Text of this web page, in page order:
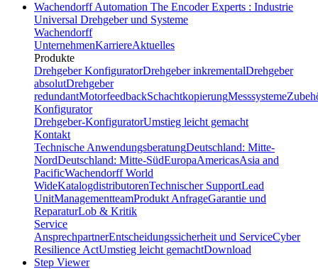
Wachendorff Automation The Encoder Experts : Industrie
Universal Drehgeber und Systeme
Wachendorff
UnternehmenKarriereAktuelles
Produkte
Drehgeber KonfiguratorDrehgeber inkrementalDrehgeber
absolutDrehgeber
redundantMotorfeedbackSchachtkopierungMesssysteme
Konfigurator
Drehgeber-KonfiguratorUmstieg leicht gemacht
Kontakt
Technische AnwendungsberatungDeutschland: Mitte-
NordDeutschland: Mitte-SüdEuropaAmericasAsia and
PacificWachendorff World
WideKatalogdistributorenTechnischer SupportLead
UnitManagementteamProdukt AnfrageGarantie und
ReparaturLob & Kritik
Service
AnsprechpartnerEntscheidungssicherheit und ServiceCyber
Resilience ActUmstieg leicht gemachtDownload
Step Viewer